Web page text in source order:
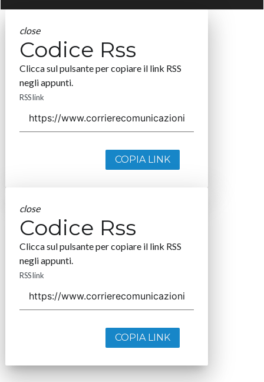
close
Codice Rss
Clicca sul pulsante per copiare il link RSS
negli appunti.
RSS link
COPIA LINK
close
Codice Rss
Clicca sul pulsante per copiare il link RSS
negli appunti.
RSS link
COPIA LINK